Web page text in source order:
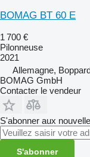
BOMAG BT 60 E
1 700 €
Pilonneuse
2021
Allemagne,
BOMAG GmbH
Contacter le vendeur
S'abonner aux
S'abonner